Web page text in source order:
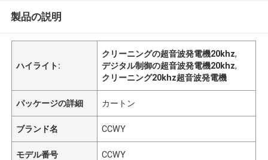
製品の説明
ハイライト:
クリーニングの超音波発電機20khz,
デジタル制御の超音波発電機20khz,
クリーニング20khz超音波発電機
パッケージの詳細 カートン
ブランド名 CCWY
モデル番号 CCWY